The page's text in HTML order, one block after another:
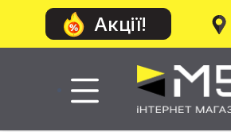
Акції!